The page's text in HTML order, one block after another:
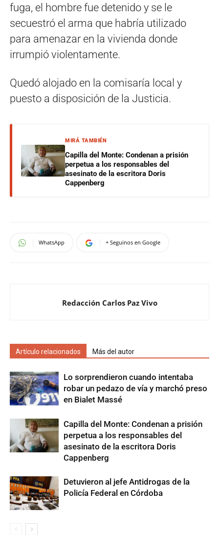
fuga, el hombre fue detenido y se le
secuestró el arma que habría utilizado
para amenazar en la vivienda donde
irrumpió violentamente.
Quedó alojado en la comisaría local y
puesto a disposición de la Justicia.
MIRÁ TAMBIÉN
Capilla del Monte: Condenan a prisión
perpetua a los responsables del
asesinato de la escritora Doris
Cappenberg
WhatsApp + Seguinos en Google
Redacción Carlos Paz Vivo
Artículo relacionados Más del autor
Lo sorprendieron cuando intentaba
robar un pedazo de vía y marchó preso
en Bialet Massé
Capilla del Monte: Condenan a prisión
perpetua a los responsables del
asesinato de la escritora Doris
Cappenberg
Detuvieron al jefe Antidrogas de la
Policía Federal en Córdoba